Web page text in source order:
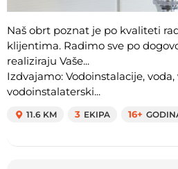
Naš obrt poznat je po kvaliteti
klijentima. Radimo sve po
realiziraju Vaše...
Izdvajamo: Vodoinstalacije,
vodoinstalaterski...
11.6 KM 3 EKIPA 16+